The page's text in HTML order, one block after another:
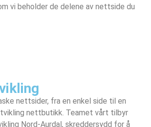
vi beholder de delene av nettside du
nettsider, fra en enkel side til en
nettbutikk. Teamet vårt tilbyr
Nord-Aurdal, skreddersydd for å